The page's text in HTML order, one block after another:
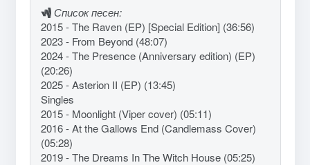
Список песен:
2015 - The Raven (EP) [Special Edition] (36:56)
2023 - From Beyond (48:07)
2024 - The Presence (Anniversary edition) (EP)
(20:26)
2025 - Asterion II (EP) (13:45)
Singles
2015 - Moonlight (Viper cover) (05:11)
2016 - At the Gallows End (Candlemass Cover)
(05:28)
2019 - The Dreams In The Witch House (05:25)